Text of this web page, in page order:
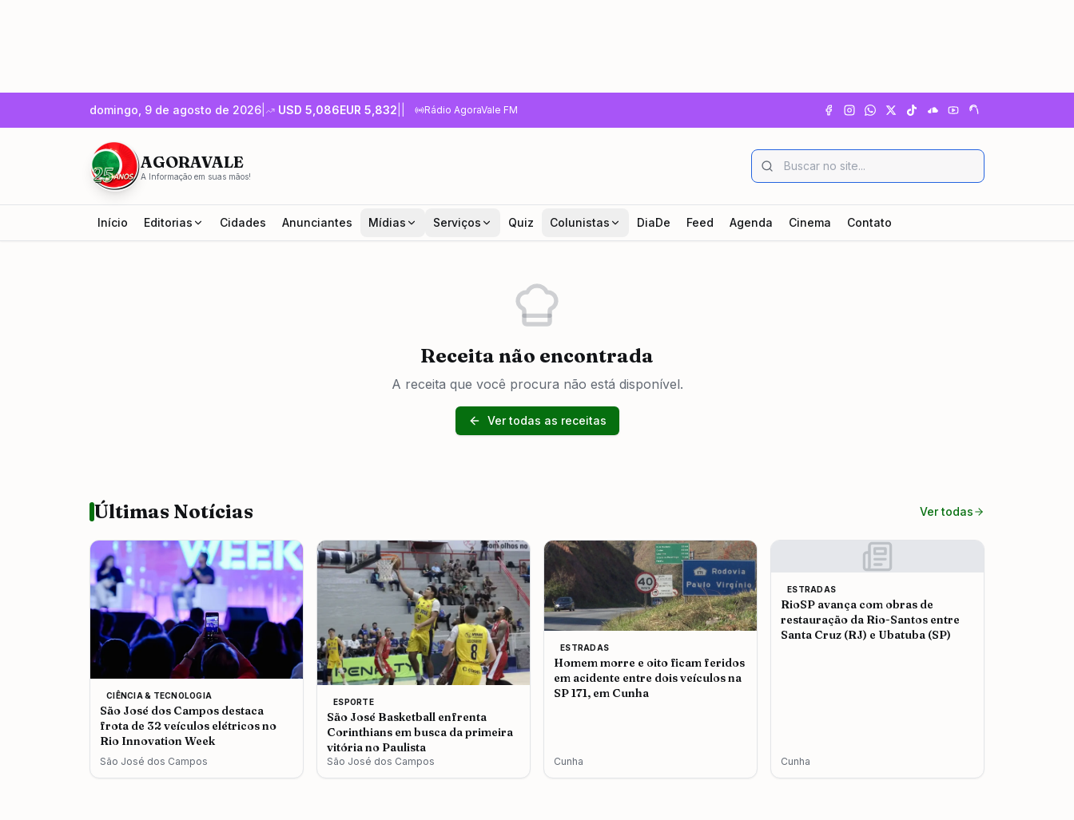
domingo, 9 de agosto de 2026 USD 5,086EUR 5,832 Rádio AgoraVale FM
AGORAVALE
A Informação em suas mãos!
Início Editorias Cidades Anunciantes Mídias Serviços Quiz Colunistas DiaDe Feed Agenda Cinema Contato
Receita não encontrada
A receita que você procura não está disponível.
Ver todas as receitas
Últimas Notícias Ver todas
CIÊNCIA & TECNOLOGIA
São José dos Campos destaca
frota de 32 veículos elétricos no
Rio Innovation Week
São José dos Campos
ESPORTE
São José Basketball enfrenta
Corinthians em busca da primeira
vitória no Paulista
São José dos Campos
ESTRADAS
Homem morre e oito ficam feridos
em acidente entre dois veículos na
SP 171, em Cunha
Cunha
ESTRADAS
RioSP avança com obras de
restauração da Rio-Santos entre
Santa Cruz (RJ) e Ubatuba (SP)
Cunha